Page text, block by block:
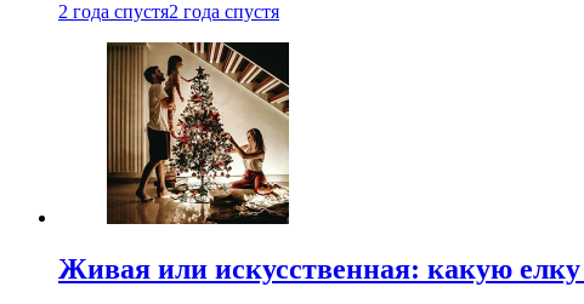
2 года спустя2 года спустя
Живая или искусственная: какую